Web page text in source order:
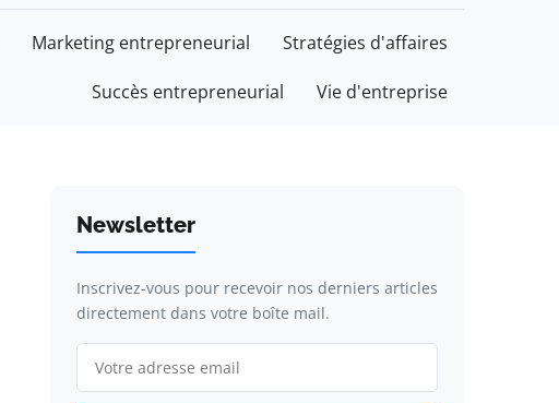
Marketing entrepreneurial Stratégies d'affaires
Succès entrepreneurial Vie d'entreprise
Newsletter
Inscrivez-vous pour recevoir nos derniers articles
directement dans votre boîte mail.